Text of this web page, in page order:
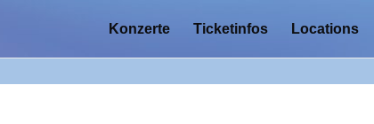
Konzerte Ticketinfos Locations